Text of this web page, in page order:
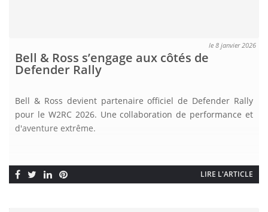
le 8 janvier 2026
Bell & Ross s’engage aux côtés de
Defender Rally
Bell & Ross devient partenaire officiel de Defender Rally
pour le W2RC 2026. Une collaboration de performance et
d'aventure extrême.
LIRE L'ARTICLE